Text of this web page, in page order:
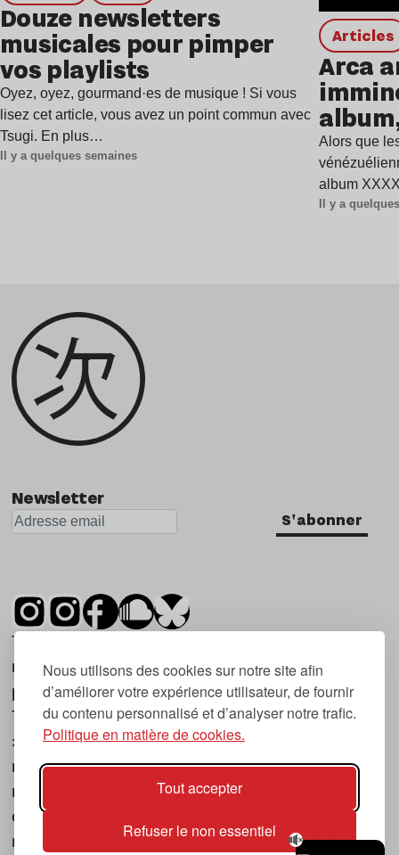
Nous utilisons des cookies sur notre site afin
d’améliorer votre expérience utilisateur, de fournir
du contenu personnalisé et d’analyser notre trafic.
Politique en matière de cookies.
Tout accepter
Refuser le non essentiel
Douze newsletters
musicales pour pimper
vos playlists
Oyez, oyez, gourmand·es de musique ! Si vous
lisez cet article, vous avez un point commun avec
Tsugi. En plus…
Il y a quelques semaines
Articles
Arca
Alors que
album
Il y a
Newsletter
S'abonner
Tsugi est un mensuel indépendant sur la
musique et les nouvelles tendances, dont la
première parution date de 2007.
Tsugi en japonais signifie « prochain », « suivant
», ce qui correspond à la thématique du
magazine, à l’affût des nouvelles tendances
musicales, qu’elles viennent de la musique
électronique, du rock ou du hip hop, et des
nouveaux phénomènes de société liés à la